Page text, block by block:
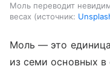
Моль переводит
весах
источник:
Моль — это
из семи основных